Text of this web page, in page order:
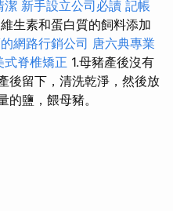
潔 新手設立公司必讀 記帳
生素和蛋白質的飼料添加
網路行銷公司 唐六典專業
式脊椎矯正 1.母豬產後沒有
後留下，清洗乾淨，然後放
的鹽，餵母豬。